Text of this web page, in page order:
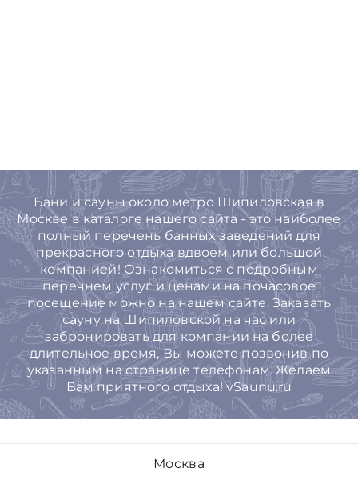
Бани и сауны около метро Шипиловская в
Москве в каталоге нашего сайта - это наиболее
полный перечень банных заведений для
прекрасного отдыха вдвоем или большой
компанией! Ознакомиться с подробным
перечнем услуг и ценами на почасовое
посещение можно на нашем сайте. Заказать
сауну на Шипиловской на час или
забронировать для компании на более
длительное время, Вы можете позвонив по
указанным на странице телефонам. Желаем
Вам приятного отдыха! vSaunu.ru
Москва